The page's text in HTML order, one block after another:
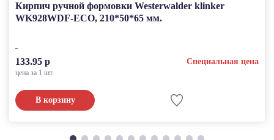
Кирпич ручной формовки Westerwalder klinker
WK928WDF-ECO, 210*50*65 мм.
133.95 р Специальная цена
цена за 1 шт.
В корзину